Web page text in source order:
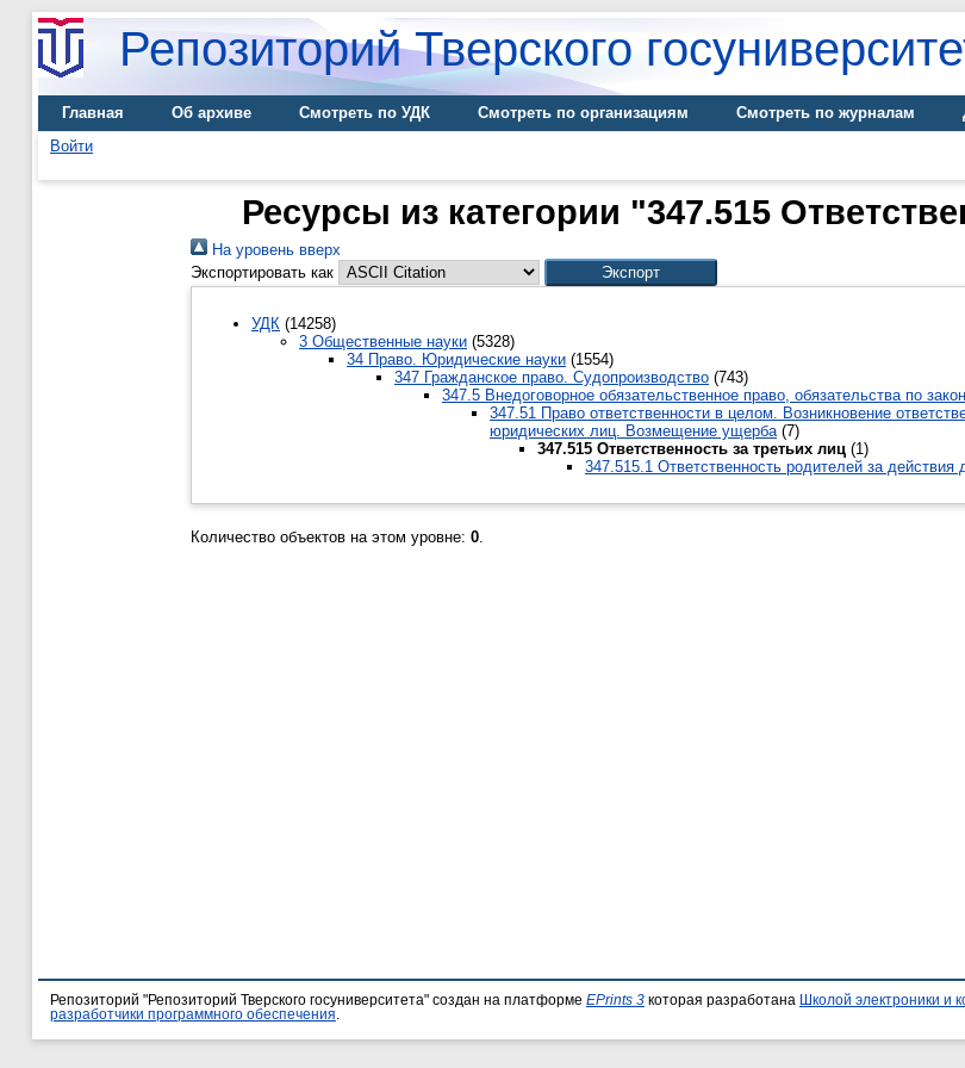
Репозиторий Тверского
Главная Об архиве Смотреть по УДК Смотреть по организациям Смотреть по журналам
Войти
Ресурсы из категории "347.515
На уровень вверх
Экспортировать как
УДК (14258)
3 Общественные науки (5328)
34 Право. Юридические науки (1554)
347 Гражданское право. Судопроизводство (743)
347.5 Внедоговорное обязательственное право, обязательства по
347.51 Право ответственности в целом. Возникновение
юридических лиц. Возмещение ущерба (7)
347.515 Ответственность за третьих лиц (1)
347.515.1 Ответственность родителей за действия
Количество объектов на этом уровне: 0
Репозиторий "Репозиторий Тверского госуниверситета" создан на платформе EPrints 3 которая разработана Школой электроники и
разработчики программного обеспечения